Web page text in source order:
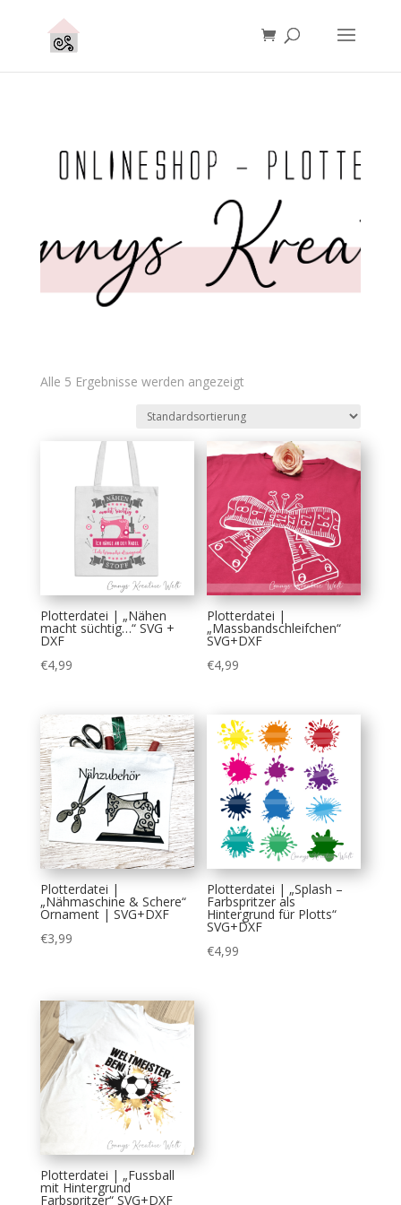
Alle 5 Ergebnisse werden angezeigt
Plotterdatei | „Nähen
macht süchtig…“ SVG +
DXF
€4,99
Plotterdatei |
„Massbandschleifchen“
SVG+DXF
€4,99
Plotterdatei |
„Nähmaschine & Schere“
Ornament | SVG+DXF
€3,99
Plotterdatei | „Splash –
Farbspritzer als
Hintergrund für Plotts“
SVG+DXF
€4,99
Plotterdatei | „Fussball
mit Hintergrund
Farbspritzer“ SVG+DXF